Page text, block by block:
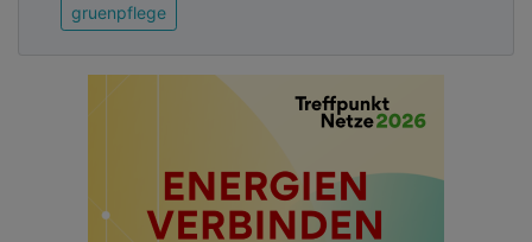
gruenpflege